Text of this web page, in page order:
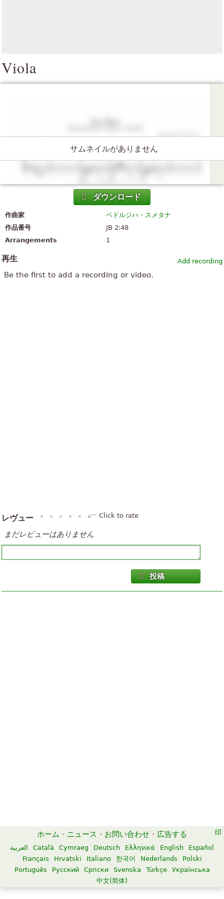
Viola
サムネイルがありません
ダウンロード
作曲家
ベドルジハ・スメタナ
作品番号
JB 2:48
Arrangements
1
Add recording
再生
Be the first to add a recording or video.
レヴュー Click to rate
まだレビューはありません
投稿
ホーム · ニュース · お問い合わせ · 広告する
العربية Català Cymraeg Deutsch Ελληνικά English
Español
Français
Hrvatski Italiano 한국어 Nederlands
Polski
Português
Русский Српски Svenska Türkçe
Українська
中文(简体)